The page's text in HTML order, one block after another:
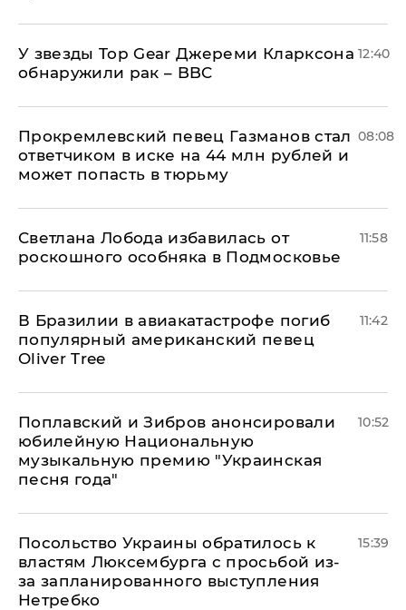
У звезды Top Gear Джереми Кларксона
обнаружили рак – BBC
12:40
Прокремлевский певец Газманов стал
ответчиком в иске на 44 млн рублей и
может попасть в тюрьму
08:08
Светлана Лобода избавилась от
роскошного особняка в Подмосковье
11:58
В Бразилии в авиакатастрофе погиб
популярный американский певец
Oliver Tree
11:42
Поплавский и Зибров анонсировали
юбилейную Национальную
музыкальную премию "Украинская
песня года"
10:52
Посольство Украины обратилось к
властям Люксембурга с просьбой из-
за запланированного выступления
Нетребко
15:39